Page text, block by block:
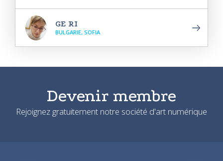
GE RI
BULGARIE, SOFIA
Devenir membre
Rejoignez gratuitement notre société d'art numérique